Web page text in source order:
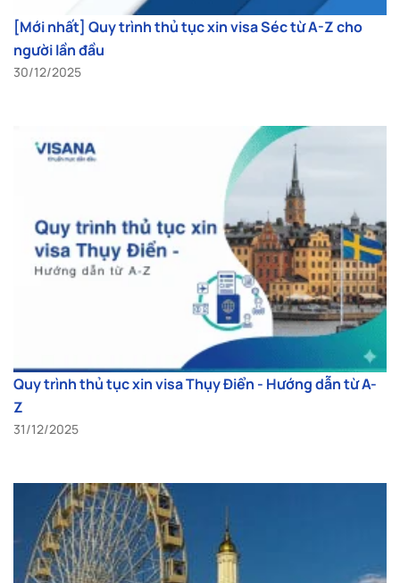
[Mới nhất] Quy trình thủ tục xin visa Séc từ A-Z cho
người lần đầu
30/12/2025
Quy trình thủ tục xin visa Thụy Điển - Hướng dẫn từ A-
Z
31/12/2025